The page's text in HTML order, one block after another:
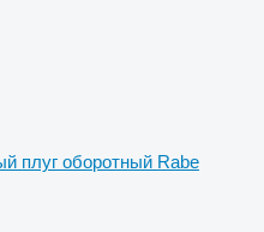
плуг оборотный Rabe